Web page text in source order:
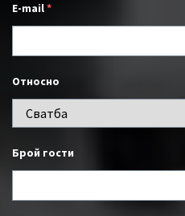
E-mail*
Относно
Брой гости